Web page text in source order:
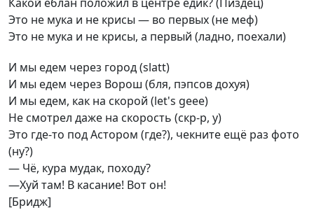
Это не мука и не крисы — во первых (не меф)
Это не мука и не крисы, а первый (ладно, поехали)
И мы едем через город (slatt)
И мы едем через Ворош (бля, пэпсов дохуя)
И мы едем, как на скорой (let's geee)
Не смотрел даже на скорость (скр-р, у)
Это где-то под Астором (где?), чекните ещё раз фото
(ну?)
— Чё, кура мудак, походу?
—Хуй там! В касание! Вот он!
[Бридж]